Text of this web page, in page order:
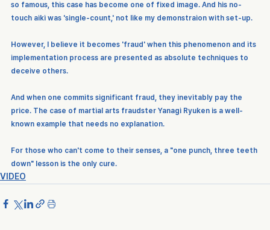
so famous, this case has become one of fixed image. And his no-
touch aiki was 'single-count,' not like my demonstraion with set-up.
However, I believe it becomes 'fraud' when this phenomenon and its
implementation process are presented as absolute techniques to
deceive others.
And when one commits significant fraud, they inevitably pay the
price. The case of martial arts fraudster Yanagi Ryuken is a well-
known example that needs no explanation.
For those who can't come to their senses, a "one punch, three teeth
down" lesson is the only cure.
VIDEO